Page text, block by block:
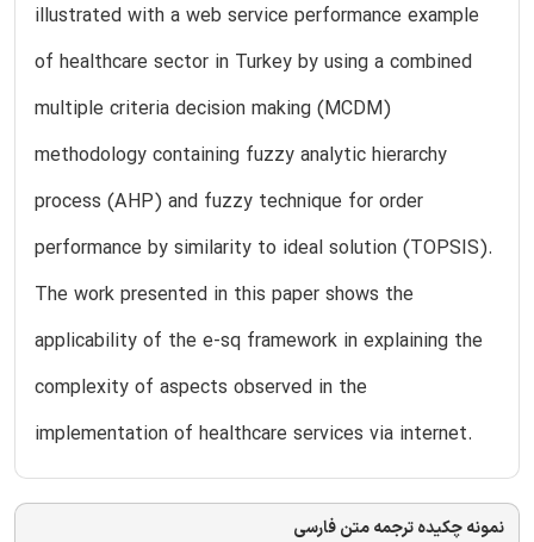
illustrated with a web service performance example
of healthcare sector in Turkey by using a combined
multiple criteria decision making (MCDM)
methodology containing fuzzy analytic hierarchy
process (AHP) and fuzzy technique for order
performance by similarity to ideal solution (TOPSIS).
The work presented in this paper shows the
applicability of the e-sq framework in explaining the
complexity of aspects observed in the
implementation of healthcare services via internet.
نمونه چکیده ترجمه متن فارسی